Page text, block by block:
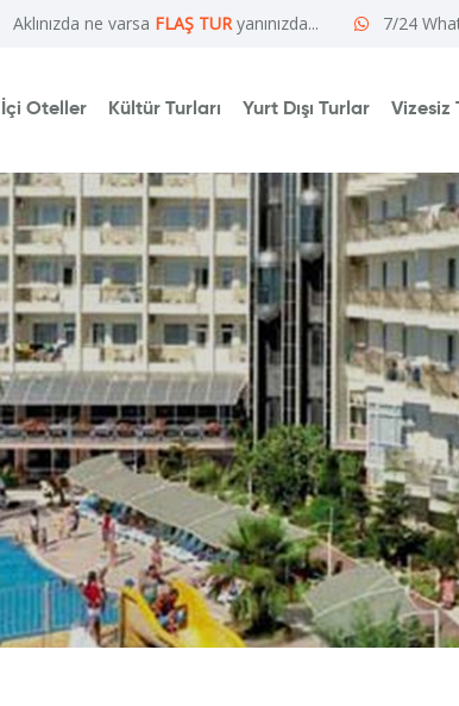
Aklınızda ne varsa FLAŞ TURyanınızda... 7/24
Oteller Kültür Turları Yurt Dışı Turlar Vizesiz